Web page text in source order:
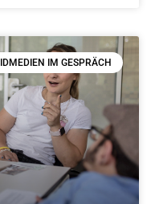
IM GESPRÄCH